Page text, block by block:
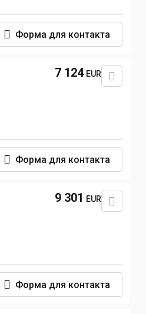
Форма для контакта
7 124 EUR
Форма для контакта
9 301 EUR
Форма для контакта